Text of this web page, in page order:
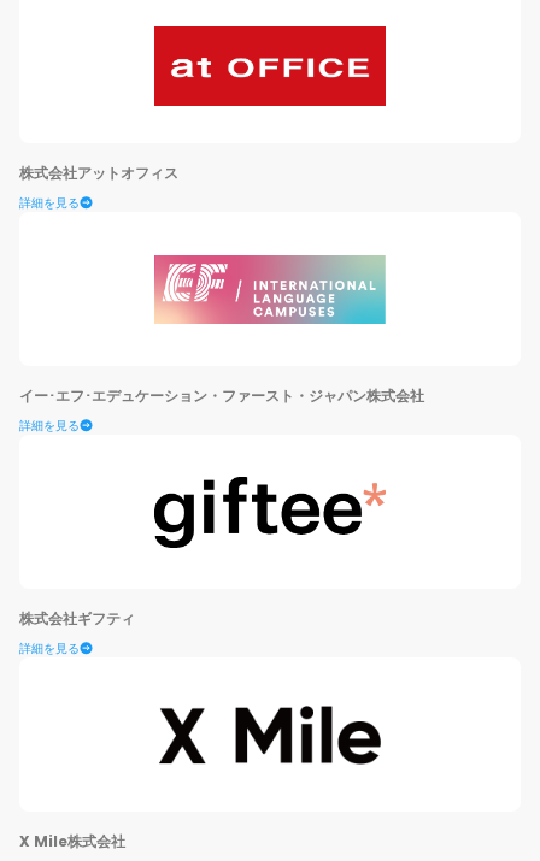
株式会社アットオフィス
詳細を見る
イー･エフ･エデュケーション・ファースト・ジャパン株式会社
詳細を見る
株式会社ギフティ
詳細を見る
X Mile株式会社